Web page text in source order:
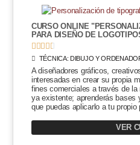
CURSO ONLINE
PARA DISEÑO DE
    
TÉCNICA: DIBUJO Y
A diseñadores gráficos,
interesadas en crear su propia
fines comerciales a través de
ya existente; aprenderás bases
que puedas aplicarlo a tu propio
VER